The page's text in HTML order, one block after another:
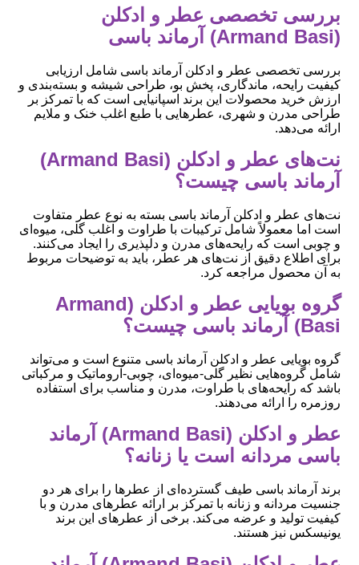
بررسی تخصصی عطر و ادکلن
(Armand Basi) آرماند باسی
بررسی تخصصی عطر و ادکلن آرماند باسی شامل ارزیابی
کیفیت رایحه، ماندگاری، پخش بو، طراحی شیشه و بسته‌بندی و
ارزش خرید محصولات این برند اسپانیایی است که با تمرکز بر
طراحی مدرن و شهری، عطرهایی با طبع اغلب خنک و ملایم
ارائه می‌دهد.
نت‌های عطر و ادکلن (Armand Basi)
آرماند باسی چیست؟
نت‌های عطر و ادکلن آرماند باسی بسته به نوع عطر متفاوت
است اما معمولاً شامل ترکیبات با طراوت و اغلب گلی، میوه‌ای
و چوبی است که رایحه‌های مدرن و دلپذیری را ایجاد می‌کنند.
برای اطلاع دقیق از نت‌های هر عطر، باید به توضیحات مربوط
به آن محصول مراجعه کرد.
گروه بویایی عطر و ادکلن (Armand
Basi) آرماند باسی چیست؟
گروه بویایی عطر و ادکلن آرماند باسی متنوع است و می‌تواند
شامل گروه‌هایی نظیر گلی-میوه‌ای، چوبی-آروماتیک و مرکباتی
باشد که رایحه‌های با طراوت، مدرن و مناسب برای استفاده
روزمره را ارائه می‌دهند.
عطر و ادکلن (Armand Basi) آرماند
باسی مردانه است یا زنانه؟
برند آرماند باسی طیف گسترده‌ای از عطرها را برای هر دو
جنسیت مردانه و زنانه با تمرکز بر ارائه عطرهای مدرن و با
کیفیت تولید و عرضه می‌کند. برخی از عطرهای این برند
یونیسکس نیز هستند.